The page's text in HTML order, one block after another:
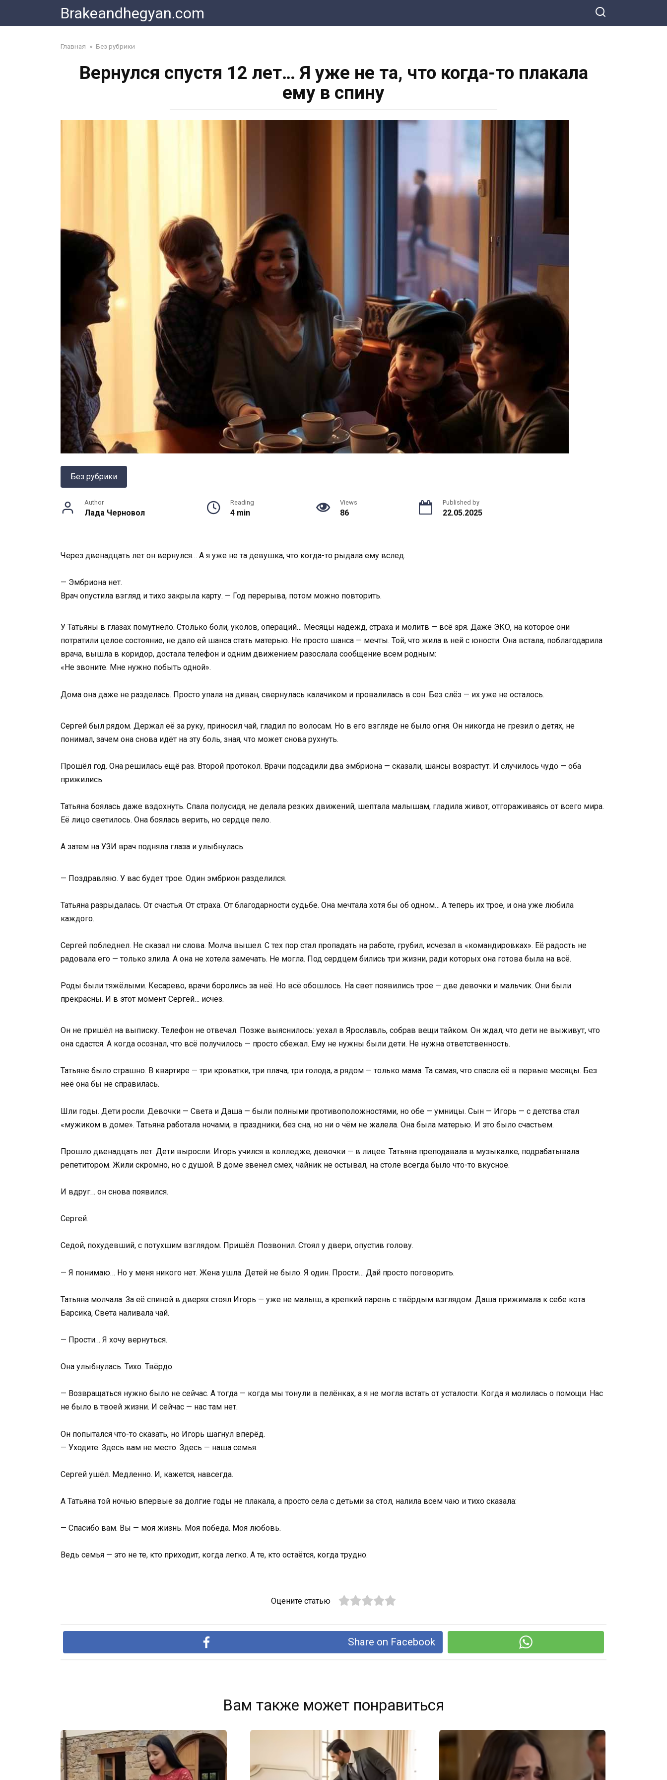
content
Brakeandhegyan.com
Главная » Без рубрики
Вернулся спустя 12 лет… Я уже не та, что когда-то плакала
ему в спину
Без рубрики
Author
Лада Черновол
Reading
4 min
Views
86
Published by
22.05.2025
Через двенадцать лет он вернулся… А я уже не та девушка, что когда-то рыдала ему вслед.
— Эмбриона нет.
Врач опустила взгляд и тихо закрыла карту. — Год перерыва, потом можно повторить.
У Татьяны в глазах помутнело. Столько боли, уколов, операций… Месяцы надежд, страха и молитв — всё зря. Даже ЭКО, на которое они
потратили целое состояние, не дало ей шанса стать матерью. Не просто шанса — мечты. Той, что жила в ней с юности. Она встала, поблагодарила
врача, вышла в коридор, достала телефон и одним движением разослала сообщение всем родным:
«Не звоните. Мне нужно побыть одной».
Дома она даже не разделась. Просто упала на диван, свернулась калачиком и провалилась в сон. Без слёз — их уже не осталось.
Сергей был рядом. Держал её за руку, приносил чай, гладил по волосам. Но в его взгляде не было огня. Он никогда не грезил о детях, не
понимал, зачем она снова идёт на эту боль, зная, что может снова рухнуть.
Прошёл год. Она решилась ещё раз. Второй протокол. Врачи подсадили два эмбриона — сказали, шансы возрастут. И случилось чудо — оба
прижились.
Татьяна боялась даже вздохнуть. Спала полусидя, не делала резких движений, шептала малышам, гладила живот, отгораживаясь от всего мира.
Её лицо светилось. Она боялась верить, но сердце пело.
А затем на УЗИ врач подняла глаза и улыбнулась:
— Поздравляю. У вас будет трое. Один эмбрион разделился.
Татьяна разрыдалась. От счастья. От страха. От благодарности судьбе. Она мечтала хотя бы об одном… А теперь их трое, и она уже любила
каждого.
Сергей побледнел. Не сказал ни слова. Молча вышел. С тех пор стал пропадать на работе, грубил, исчезал в «командировках». Её радость не
радовала его — только злила. А она не хотела замечать. Не могла. Под сердцем бились три жизни, ради которых она готова была на всё.
Роды были тяжёлыми. Кесарево, врачи боролись за неё. Но всё обошлось. На свет появились трое — две девочки и мальчик. Они были
прекрасны. И в этот момент Сергей… исчез.
Он не пришёл на выписку. Телефон не отвечал. Позже выяснилось: уехал в Ярославль, собрав вещи тайком. Он ждал, что дети не выживут, что
она сдастся. А когда осознал, что всё получилось — просто сбежал. Ему не нужны были дети. Не нужна ответственность.
Татьяне было страшно. В квартире — три кроватки, три плача, три голода, а рядом — только мама. Та самая, что спасла её в первые месяцы. Без
неё она бы не справилась.
Шли годы. Дети росли. Девочки — Света и Даша — были полными противоположностями, но обе — умницы. Сын — Игорь — с детства стал
«мужиком в доме». Татьяна работала ночами, в праздники, без сна, но ни о чём не жалела. Она была матерью. И это было счастьем.
Прошло двенадцать лет. Дети выросли. Игорь учился в колледже, девочки — в лицее. Татьяна преподавала в музыкалке, подрабатывала
репетитором. Жили скромно, но с душой. В доме звенел смех, чайник не остывал, на столе всегда было что-то вкусное.
И вдруг… он снова появился.
Сергей.
Седой, похудевший, с потухшим взглядом. Пришёл. Позвонил. Стоял у двери, опустив голову.
— Я понимаю… Но у меня никого нет. Жена ушла. Детей не было. Я один. Прости… Дай просто поговорить.
Татьяна молчала. За её спиной в дверях стоял Игорь — уже не малыш, а крепкий парень с твёрдым взглядом. Даша прижимала к себе кота
Барсика, Света наливала чай.
— Прости… Я хочу вернуться.
Она улыбнулась. Тихо. Твёрдо.
— Возвращаться нужно было не сейчас. А тогда — когда мы тонули в пелёнках, а я не могла встать от усталости. Когда я молилась о помощи. Нас
не было в твоей жизни. И сейчас — нас там нет.
Он попытался что-то сказать, но Игорь шагнул вперёд.
— Уходите. Здесь вам не место. Здесь — наша семья.
Сергей ушёл. Медленно. И, кажется, навсегда.
А Татьяна той ночью впервые за долгие годы не плакала, а просто села с детьми за стол, налила всем чаю и тихо сказала:
— Спасибо вам. Вы — моя жизнь. Моя победа. Моя любовь.
Ведь семья — это не те, кто приходит, когда легко. А те, кто остаётся, когда трудно.
Оцените статью
Share on Facebook
Вам также может понравиться